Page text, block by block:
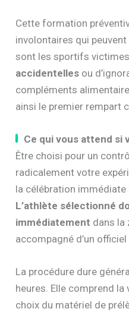
Cette formation
involontaires qui
sont les sportifs
accidentelles ou
compléments
ainsi le premier rempart
Ce qui vous attend si
Être choisi pour un
radicalement votre
la célébration
L’athlète sélectionné
immédiatement dans la
accompagné d’un
La procédure dure
heures. Elle comprend la
choix du matériel de